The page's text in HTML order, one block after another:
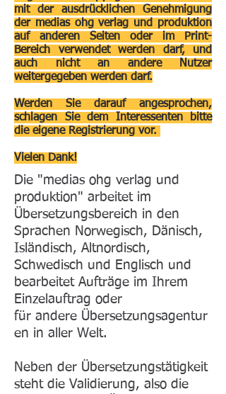
mit der ausdrücklichen Genehmigung
der medias ohg verlag und produktion
auf anderen Seiten oder im Print-
Bereich verwendet werden darf, und
auch nicht an andere Nutzer
weitergegeben werden darf.
Werden Sie darauf angesprochen,
schlagen Sie dem Interessenten bitte
die eigene Registrierung vor.
Vielen Dank!
Die "medias ohg verlag und
produktion" arbeitet im
Übersetzungsbereich in den
Sprachen Norwegisch, Dänisch,
Isländisch, Altnordisch,
Schwedisch und Englisch und
bearbeitet Aufträge im Ihrem
Einzelauftrag oder
für andere Übersetzungsagentur
en in aller Welt.
Neben der Übersetzungstätigkeit
steht die Validierung, also die